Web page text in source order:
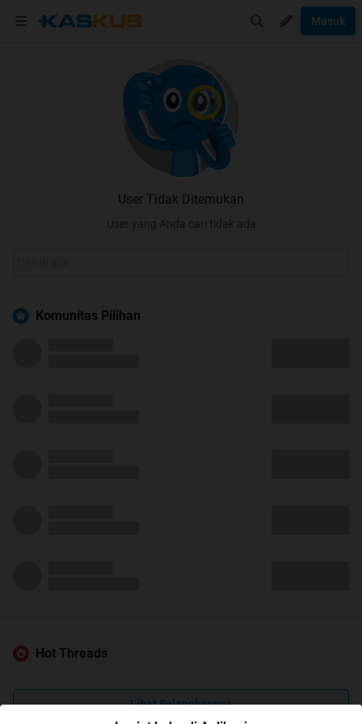
Masuk
User Tidak Ditemukan
User yang Anda cari tidak ada
Komunitas Pilihan
Hot Threads
Lihat Selengkapnya